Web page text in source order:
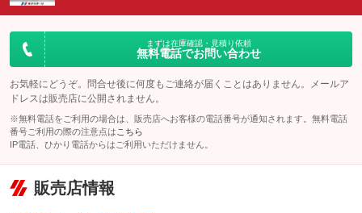
エアサスペンション ヘッドライトウォッシャー
まずは在庫確認・見積り依頼
無料電話でお問い合わせ
お気軽にどうぞ。問合せ後に何度もご連絡が届くことはありません。メールア
ドレスは販売店に公開されません。
※無料電話をご利用の場合は、販売店へお客様の電話番号が通知されます。無料電話
番号ご利用の際の注意点は こちら
IP電話、ひかり電話からはご利用いただけません。
販売店情報